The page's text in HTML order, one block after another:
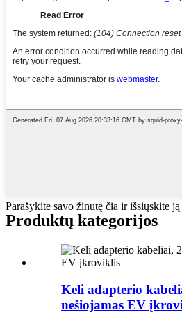
Parašykite savo žinutę čia ir išsiųskite
Produktų kategorijos
Keli adapterio
nešiojamas EV